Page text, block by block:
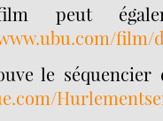
peut
le